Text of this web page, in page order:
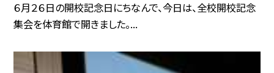
６月２６日の開校記念日にちなんで、今日は、全校開校記念
集会を体育館で開きました。...